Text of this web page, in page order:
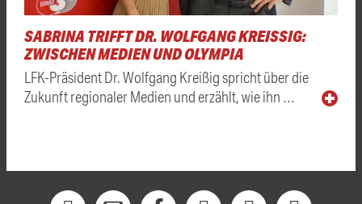
SABRINA TRIFFT DR. WOLFGANG KREISSIG: Z
WISCHEN MEDIEN UND OLYMPIA
LFK-Präsident Dr. Wolfgang Kreißig spricht über die
Zukunft regionaler Medien und erzählt, wie ihn …